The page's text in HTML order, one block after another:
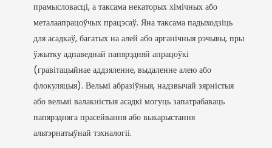
прамысловасці, а таксама некаторых хімічных або
металаапрацоўчых працэсаў. Яна таксама падыходзіць
для асадкаў, багатых на алей або арганічныя рэчывы, пры
ўжытку адпаведнай папярэдняй апрацоўкі
(гравітацыйнае аддзяленне, выдаленне алею або
флокуляцыя). Вельмі абразіўныя, надзвычай зярністыя
або вельмі валакністыя асадкі могуць запатрабаваць
папярэдняга прасейвання або выкарыстання
альтэрнатыўнай тэхналогіі.